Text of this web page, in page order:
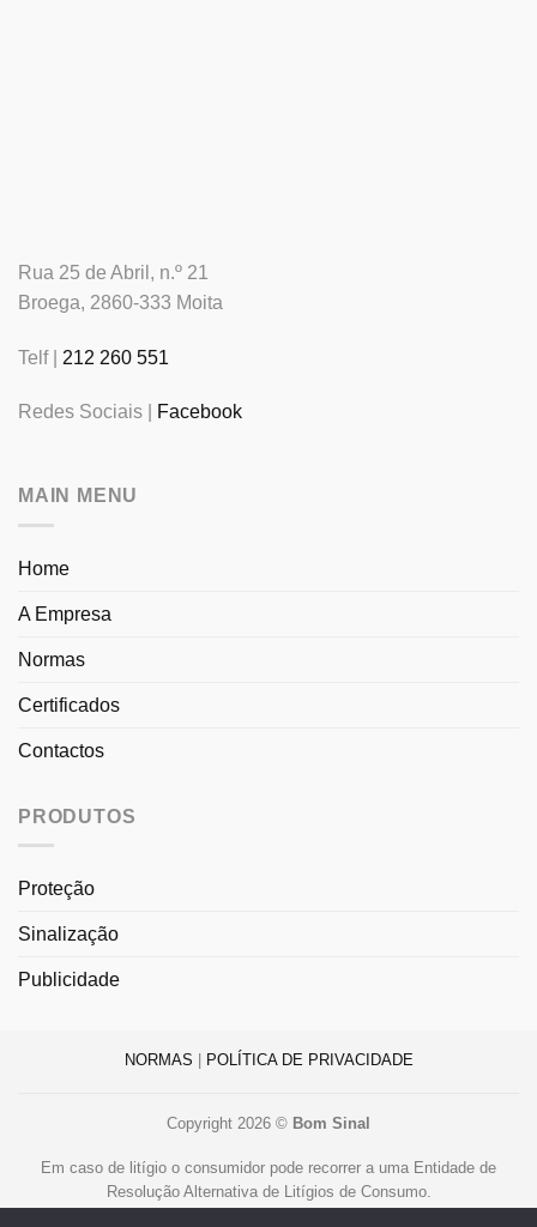
Rua 25 de Abril, n.º 21
Broega, 2860-333 Moita
Telf | 212 260 551
Redes Sociais | Facebook
MAIN MENU
Home
A Empresa
Normas
Certificados
Contactos
PRODUTOS
Proteção
Sinalização
Publicidade
NORMAS POLÍTICA DE PRIVACIDADE
Copyright 2026 © Bom Sinal
Em caso de litígio o consumidor pode recorrer a uma Entidade de
Resolução Alternativa de Litígios de Consumo.